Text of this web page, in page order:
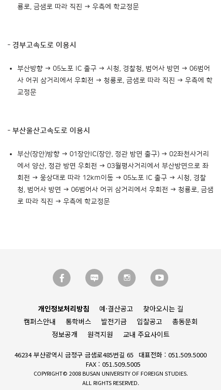
룡로, 금샘로 따라 직진 → 우측에 학교정문
- 경부고속도로 이용시
부산방향 → 05노포 IC 출구 → 시청, 경찰청, 범어사 방면 → 06범어
사 어귀 삼거리에서 우회전 → 청룡로, 금샘로 따라 직진 → 우측에 학
교정문
- 부산울산고속도로 이용시
부산(장안)방향 → 01장안IC(장안, 정관 방면 출구) → 02좌천사거리
에서 양산, 정관 방면 우회전 → 03월평사거리에서 부산방면으로 좌
회전 → 웅상대로 따라 12km이동 → 05노포 IC 출구 → 시청, 경찰
청, 범어사 방면 → 06범어사 어귀 삼거리에서 우회전 → 청룡로, 금샘
로 따라 직진 → 우측에 학교정문
개인정보처리방침 예·결산공고
찾아오시는 길
캠퍼스안내
통학버스 발전기금 입찰공고
총동문회
정보공개
원격지원 교내 주요사이트
46234 부산광역시 금정구 금샘로485번길 65
대표전화 : 051.509.5000
FAX : 051.509.5005
COPYRIGHT© 2008 BUSAN UNIVERSITY OF FOREIGN STUDIES.
ALL RIGHTS RESERVED.